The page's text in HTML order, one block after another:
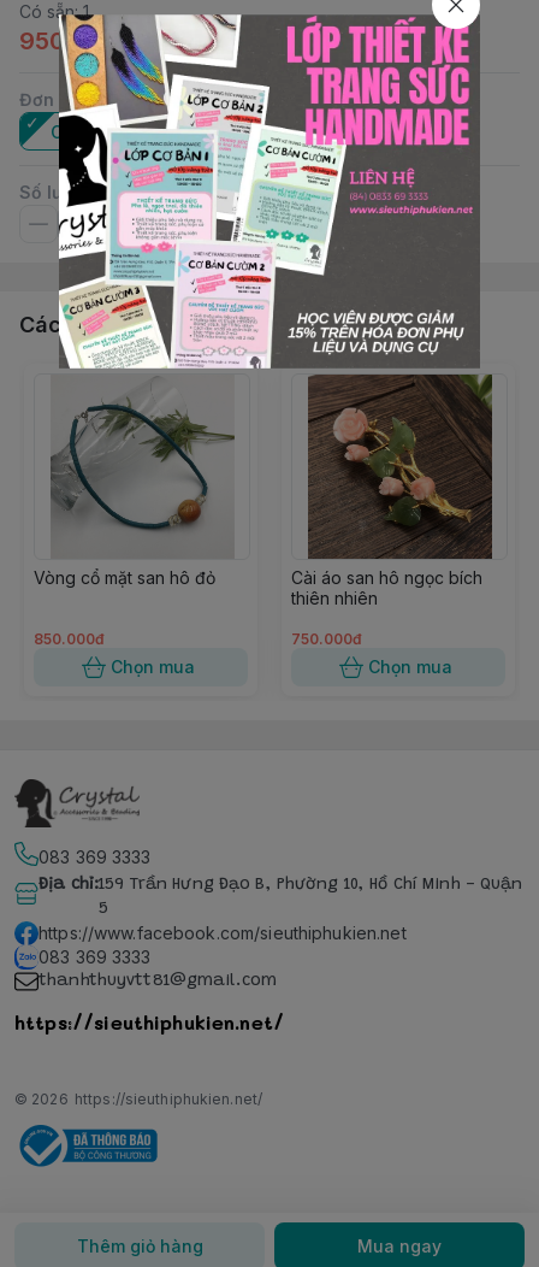
Có sẵn: 1
950.000đ
Đơn vị:
Cái
Số lượng
Thêm giỏ hàng Mua ngay
Các sản phẩm, dịch vụ khác
Vòng cổ mặt san hô đỏ
850.000đ
Chọn mua
Cài áo san hô ngọc bích
thiên nhiên
750.000đ
Chọn mua
083 369 3333
Địa chỉ:159 Trần Hưng Đạo B, Phường 10, Hồ Chí Minh - Quận
5
https://www.facebook.com/sieuthiphukien.net
083 369 3333
thanhthuyvtt81@gmail.com
https://sieuthiphukien.net/
© 2026 https://sieuthiphukien.net/